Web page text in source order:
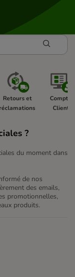
Retours et
réclamations
Compte
Client
?
du moment dans
de nos
des emails,
promotionnelles,
produits.